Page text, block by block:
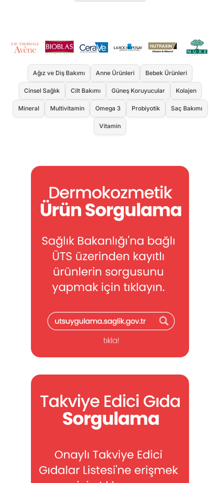
Ağız ve Diş Bakımı Anne Ürünleri Bebek Ürünleri
Cinsel Sağlık Cilt Bakımı Güneş Koruyucular Kolajen
Mineral Multivitamin Omega 3 Probiyotik Saç Bakımı
Vitamin